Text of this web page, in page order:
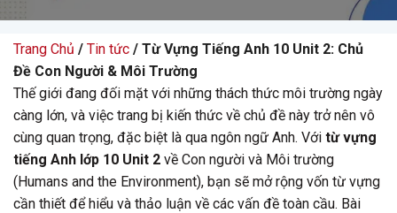
Trang Chủ / Tin tức / Từ Vựng Tiếng Anh 10 Unit 2: Chủ
Đề Con Người & Môi Trường
Thế giới đang đối mặt với những thách thức môi trường ngày
càng lớn, và việc trang bị kiến thức về chủ đề này trở nên vô
cùng quan trọng, đặc biệt là qua ngôn ngữ Anh. Với từ vựng
tiếng Anh lớp 10 Unit 2 về Con người và Môi trường
(Humans and the Environment), bạn sẽ mở rộng vốn từ vựng
cần thiết để hiểu và thảo luận về các vấn đề toàn cầu. Bài